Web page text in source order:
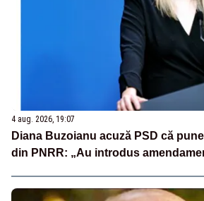
4 aug. 2026, 19:07
Diana Buzoianu acuză PSD că
din PNRR: „Au introdus